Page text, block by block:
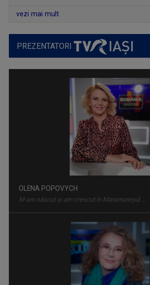
LUMINA CREȘTINULUI
Emisiune despre viaţa spirituală a Diecezei de ...
Emisiunea “Cap de Afiş” de la Iaşi urmăreşte ...
vezi mai mult
PREZENTATORI
OLENA POPOVYCH
M-am născut şi am crescut în Maramureşul ...